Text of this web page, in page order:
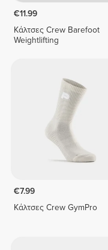
€11.99
Κάλτσες Crew Barefoot
Weightlifting
€7.99
Κάλτσες Crew GymPro